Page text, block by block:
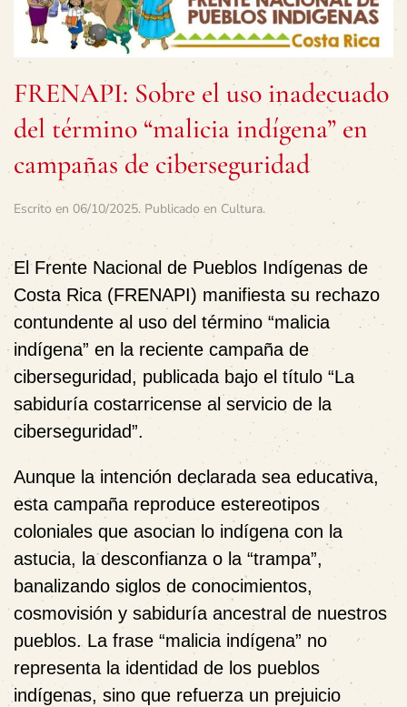
FRENAPI: Sobre el uso inadecuado
del término “malicia indígena” en
campañas de ciberseguridad
Escrito en 06/10/2025. Publicado en Cultura.
El Frente Nacional de Pueblos Indígenas de
Costa Rica (FRENAPI) manifiesta su rechazo
contundente al uso del término “malicia
indígena” en la reciente campaña de
ciberseguridad, publicada bajo el título “La
sabiduría costarricense al servicio de la
ciberseguridad”.
Aunque la intención declarada sea educativa,
esta campaña reproduce estereotipos
coloniales que asocian lo indígena con la
astucia, la desconfianza o la “trampa”,
banalizando siglos de conocimientos,
cosmovisión y sabiduría ancestral de nuestros
pueblos. La frase “malicia indígena” no
representa la identidad de los pueblos
indígenas, sino que refuerza un prejuicio